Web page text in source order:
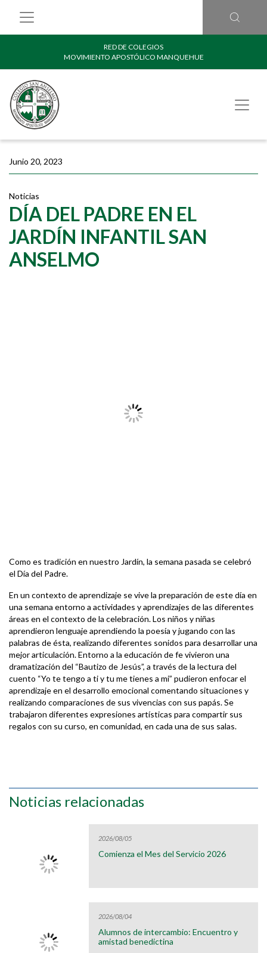
RED DE COLEGIOS
MOVIMIENTO APOSTÓLICO MANQUEHUE
Junio 20, 2023
Noticias
DÍA DEL PADRE EN EL
JARDÍN INFANTIL SAN
ANSELMO
Como es tradición en nuestro Jardín, la semana pasada se celebró
el Día del Padre.
En un contexto de aprendizaje se vive la preparación de este día en
una semana entorno a actividades y aprendizajes de las diferentes
áreas en el contexto de la celebración. Los niños y niñas
aprendieron lenguaje aprendiendo la poesía y jugando con las
palabras de ésta, realizando diferentes sonidos para desarrollar una
mejor articulación. Entorno a la educación de fe vivieron una
dramatización del “Bautizo de Jesús”, a través de la lectura del
cuento “Yo te tengo a ti y tu me tienes a mi” pudieron enfocar el
aprendizaje en el desarrollo emocional comentando situaciones y
realizando comparaciones de sus vivencias con sus papás. Se
trabajaron diferentes expresiones artísticas para compartir sus
regalos con su curso, en comunidad, en cada una de sus salas.
Noticias relacionadas
2026/08/05
Comienza el Mes del Servicio 2026
2026/08/04
Alumnos de intercambio: Encuentro y
amistad benedictina